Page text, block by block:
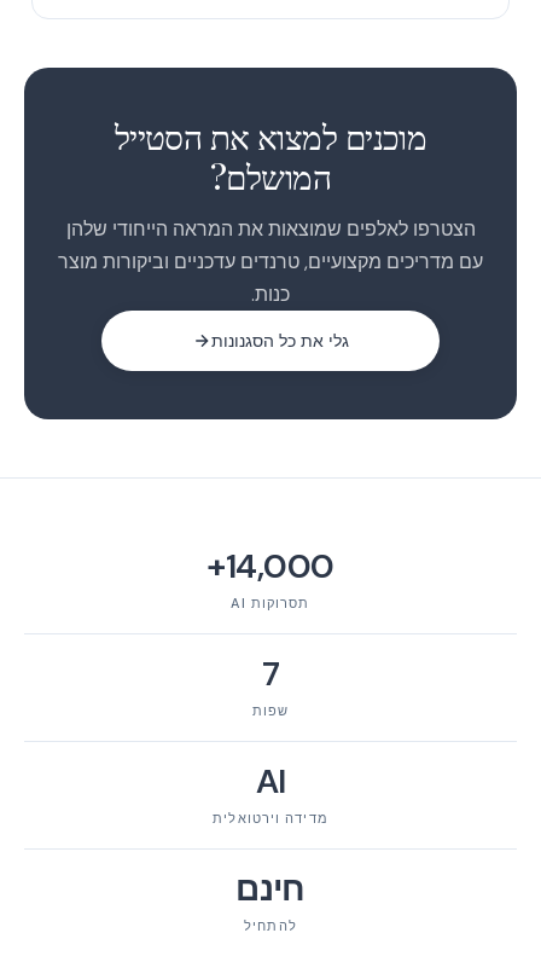
מוכנים למצוא את הסטייל
המושלם?
הצטרפו לאלפים שמוצאות את המראה הייחודי שלהן
עם מדריכים מקצועיים, טרנדים עדכניים וביקורות מוצר
כנות.
גלי את כל הסגנונות
14,000+
תסרוקות AI
7
שפות
AI
מדידה וירטואלית
חינם
להתחיל